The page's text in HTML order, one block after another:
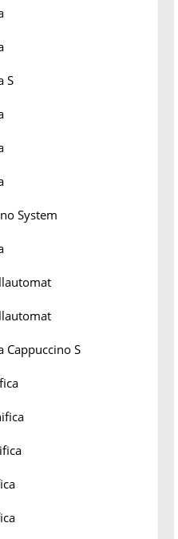
S
System
Cappuccino S